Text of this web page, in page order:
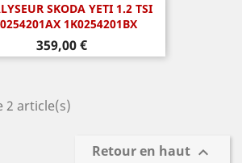
SKODA YETI 1.2 TSI
1K0254201BX
Prix
359,00 €
2 article(s)
Retour en haut 